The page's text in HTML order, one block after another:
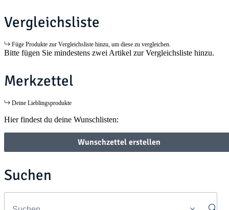
Vergleichsliste
Füge Produkte zur Vergleichsliste hinzu, um diese zu vergleichen.
Bitte fügen Sie mindestens zwei Artikel zur Vergleichsliste hinzu.
Merkzettel
Deine Lieblingsprodukte
Hier findest du deine Wunschlisten:
Wunschzettel erstellen
Suchen